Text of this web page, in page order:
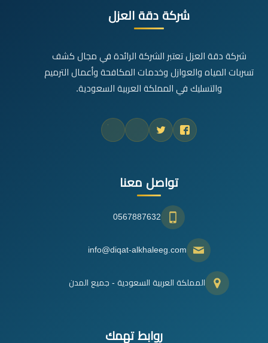
شركة دقة العزل
شركة دقة العزل تعتبر الشركة الرائدة في مجال كشف
تسربات المياه والعوازل وخدمات المكافحة وأعمال الترميم
والتسليك في المملكة العربية السعودية.
تواصل معنا
0567887632
info@diqat-alkhaleeg.com
المملكة العربية السعودية - جميع المدن
روابط تهمك